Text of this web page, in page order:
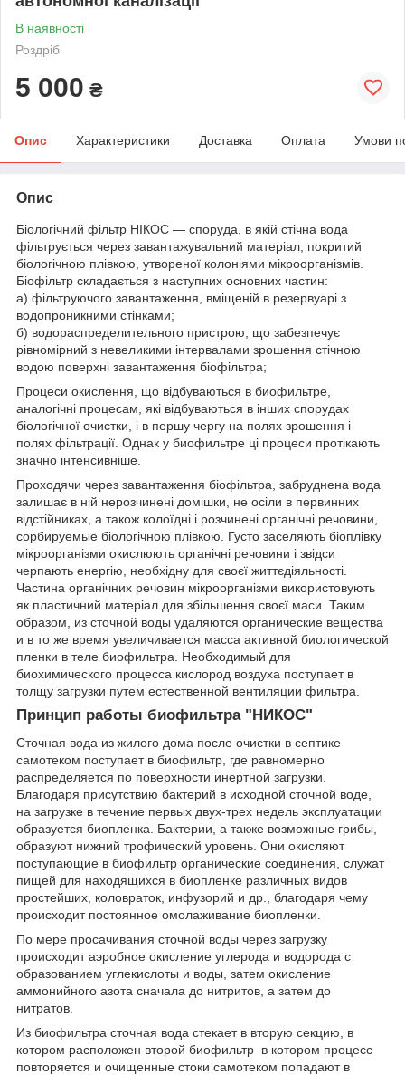
В наявності
Роздріб
5 000 ₴
Опис Характеристики Доставка Оплата Умови
Опис
Біологічний фільтр НІКОС — споруда, в якій стічна вода
фільтрується через завантажувальний матеріал, покритий
біологічною плівкою, утвореної колоніями мікроорганізмів.
Біофільтр складається з наступних основних частин:
а) фільтруючого завантаження, вміщеній в резервуарі з
водопроникними стінками;
б) водораспределительного пристрою, що забезпечує
рівномірний з невеликими інтервалами зрошення стічною
водою поверхні завантаження біофільтра;
Процеси окислення, що відбуваються в биофильтре,
аналогічні процесам, які відбуваються в інших спорудах
біологічної очистки, і в першу чергу на полях зрошення і
полях фільтрації. Однак у биофильтре ці процеси протікають
значно інтенсивніше.
Проходячи через завантаження біофільтра, забруднена вода
залишає в ній нерозчинені домішки, не осіли в первинних
відстійниках, а також колоїдні і розчинені органічні речовини,
сорбируемые біологічною плівкою. Густо заселяють біоплівку
мікроорганізми окислюють органічні речовини і звідси
черпають енергію, необхідну для своєї життєдіяльності.
Частина органічних речовин мікроорганізми використовують
як пластичний матеріал для збільшення своєї маси. Таким
образом, из сточной воды удаляются органические вещества
и в то же время увеличивается масса активной биологической
пленки в теле биофильтра. Необходимый для
биохимического процесса кислород воздуха поступает в
толщу загрузки путем естественной вентиляции фильтра.
Принцип работы биофильтра "НИКОС"
Сточная вода из жилого дома после очистки в септике
самотеком поступает в биофильтр, где равномерно
распределяется по поверхности инертной загрузки.
Благодаря присутствию бактерий в исходной сточной воде,
на загрузке в течение первых двух-трех недель эксплуатации
образуется биопленка. Бактерии, а также возможные грибы,
образуют нижний трофический уровень. Они окисляют
поступающие в биофильтр органические соединения, служат
пищей для находящихся в биопленке различных видов
простейших, коловраток, инфузорий и др., благодаря чему
происходит постоянное омолаживание биопленки.
По мере просачивания сточной воды через загрузку
происходит аэробное окисление углерода и водорода с
образованием углекислоты и воды, затем окисление
аммонийного азота сначала до нитритов, а затем до
нитратов.
Из биофильтра сточная вода стекает в вторую секцию, в
котором расположен второй биофильтр в котором процесс
повторяется и очищенные стоки самотеком попадают в